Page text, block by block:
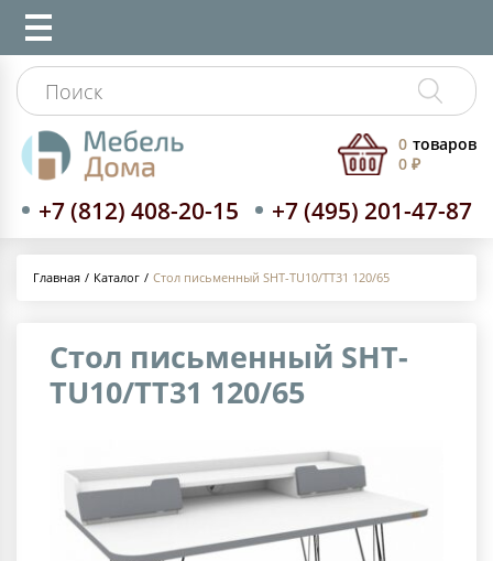
+7 (812) 408-20-15 +7 (495) 201-47-87
0 товаров
0 ₽
Главная Каталог Стол письменный SHT-TU10/TT31 120/65
Стол письменный SHT-
TU10/TT31 120/65